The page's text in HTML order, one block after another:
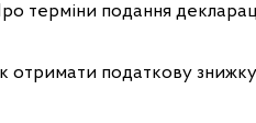
терміни подання
отримати податкову